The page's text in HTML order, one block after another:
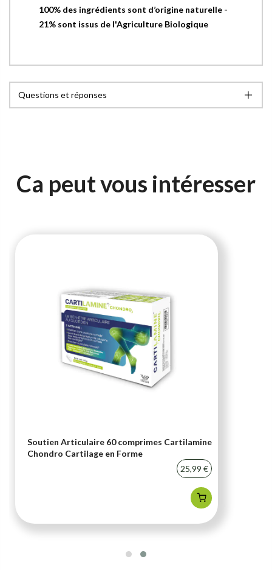
100% des ingrédients sont d’origine naturelle -
21% sont issus de l'Agriculture Biologique
Questions et réponses
Ca peut vous intéresser
Soutien Articulaire 60 comprimes Cartilamine
Chondro Cartilage en Forme
25,99 €